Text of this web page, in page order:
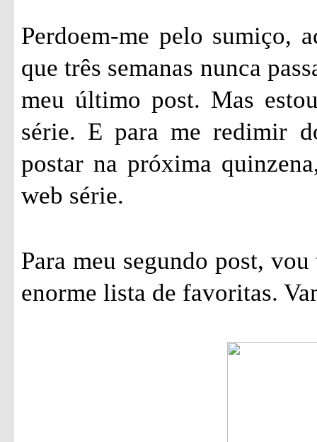
Perdoem-me pelo sumiço,
que três semanas nunca
meu último post. Mas
série. E para me redimir
postar na próxima
web série.
Para meu segundo post,
enorme lista de favoritas.